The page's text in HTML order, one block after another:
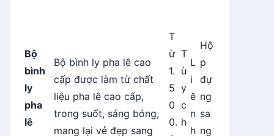
Bộ
bình
ly
pha
lê
Bộ bình ly pha lê cao
cấp được làm từ chất
liệu pha lê cao cấp,
trong suốt, sáng bóng,
mang lại vẻ đẹp sang
T
ừ
1.
5
0
0.
T
ù
y
c
h
L
i
ê
n
h
Hộ
p
đự
ng
sa
ng